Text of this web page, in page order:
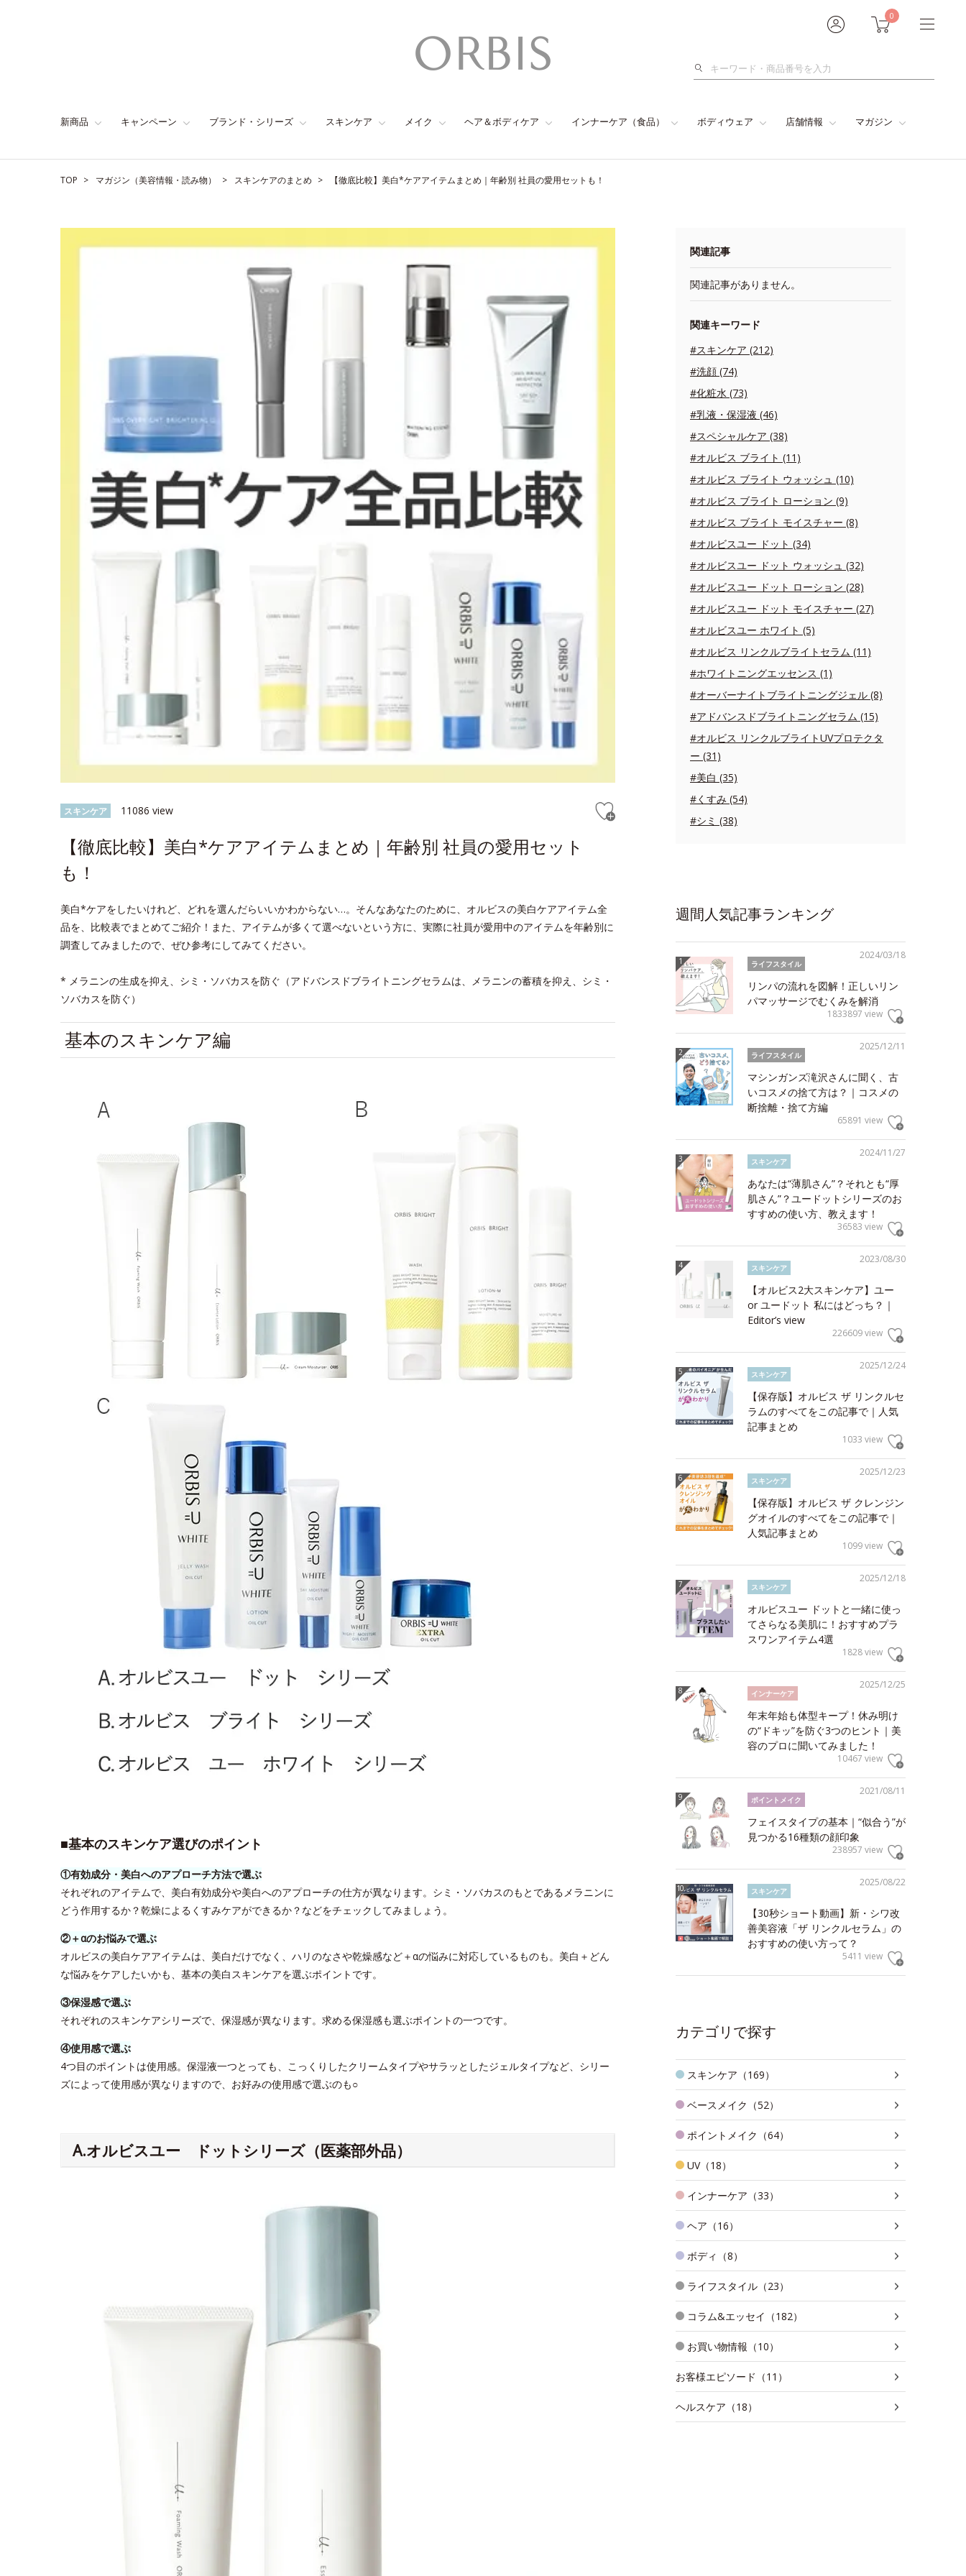
0
検
新商品 キャンペーン ブランド・シリーズ スキンケア メイク ヘア＆ボディケア インナーケア（食品） ボディウェア 店舗情報 マガジン
TOP マガジン（美容情報・読み物） スキンケアのまとめ 【徹底比較】美白*ケアアイテムまとめ｜年齢別 社員の愛用セットも！
スキンケア 11086 view
【徹底比較】美白*ケアアイテムまとめ｜年齢別 社員の愛用セット
も！
美白*ケアをしたいけれど、どれを選んだらいいかわからない…。そんなあなたのために、オルビスの美白ケアアイテム全
品を、比較表でまとめてご紹介！また、アイテムが多くて選べないという方に、実際に社員が愛用中のアイテムを年齢別に
調査してみましたので、ぜひ参考にしてみてください。
* メラニンの生成を抑え、シミ・ソバカスを防ぐ（アドバンスドブライトニングセラムは、メラニンの蓄積を抑え、シミ・
ソバカスを防ぐ）
基本のスキンケア編
■基本のスキンケア選びのポイント
①有効成分・美白へのアプローチ方法で選ぶ
それぞれのアイテムで、美白有効成分や美白へのアプローチの仕方が異なります。シミ・ソバカスのもとであるメラニンに
どう作用するか？乾燥によるくすみケアができるか？などをチェックしてみましょう。
②＋αのお悩みで選ぶ
オルビスの美白ケアアイテムは、美白だけでなく、ハリのなさや乾燥感など＋αの悩みに対応しているものも。美白＋どん
な悩みをケアしたいかも、基本の美白スキンケアを選ぶポイントです。
③保湿感で選ぶ
それぞれのスキンケアシリーズで、保湿感が異なります。求める保湿感も選ぶポイントの一つです。
④使用感で選ぶ
4つ目のポイントは使用感。保湿液一つとっても、こっくりしたクリームタイプやサラッとしたジェルタイプなど、シリー
ズによって使用感が異なりますので、お好みの使用感で選ぶのも○
A.オルビスユー ドットシリーズ（医薬部外品）
関連記事
関連記事がありません。
関連キーワード
#スキンケア (212)
#洗顔 (74)
#化粧水 (73)
#乳液・保湿液 (46)
#スペシャルケア (38)
#オルビス ブライト (11)
#オルビス ブライト ウォッシュ (10)
#オルビス ブライト ローション (9)
#オルビス ブライト モイスチャー (8)
#オルビスユー ドット (34)
#オルビスユー ドット ウォッシュ (32)
#オルビスユー ドット ローション (28)
#オルビスユー ドット モイスチャー (27)
#オルビスユー ホワイト (5)
#オルビス リンクルブライトセラム (11)
#ホワイトニングエッセンス (1)
#オーバーナイトブライトニングジェル (8)
#アドバンスドブライトニングセラム (15)
#オルビス リンクルブライトUVプロテクタ
ー (31)
#美白 (35)
#くすみ (54)
#シミ (38)
週間人気記事ランキング
2024/03/18
ライフスタイル
リンパの流れを図解！正しいリン
パマッサージでむくみを解消
1833897 view
2025/12/11
ライフスタイル
マシンガンズ滝沢さんに聞く、古
いコスメの捨て方は？｜コスメの
断捨離・捨て方編
65891 view
2024/11/27
スキンケア
あなたは“薄肌さん”？それとも“厚
肌さん”？ユードットシリーズのお
すすめの使い方、教えます！
36583 view
2023/08/30
スキンケア
【オルビス2大スキンケア】ユー
or ユードット 私にはどっち？｜
Editor’s view
226609 view
2025/12/24
スキンケア
【保存版】オルビス ザ リンクルセ
ラムのすべてをこの記事で｜人気
記事まとめ
1033 view
2025/12/23
スキンケア
【保存版】オルビス ザ クレンジン
グオイルのすべてをこの記事で｜
人気記事まとめ
1099 view
2025/12/18
スキンケア
オルビスユー ドットと一緒に使っ
てさらなる美肌に！おすすめプラ
スワンアイテム4選
1828 view
2025/12/25
インナーケア
年末年始も体型キープ！休み明け
の“ドキッ”を防ぐ3つのヒント｜美
容のプロに聞いてみました！
10467 view
2021/08/11
ポイントメイク
フェイスタイプの基本｜“似合う”が
見つかる16種類の顔印象
238957 view
2025/08/22
スキンケア
【30秒ショート動画】新・シワ改
善美容液「ザ リンクルセラム」の
おすすめの使い方って？
5411 view
カテゴリで探す
スキンケア（169）
ベースメイク（52）
ポイントメイク（64）
UV（18）
インナーケア（33）
ヘア（16）
ボディ（8）
ライフスタイル（23）
コラム&エッセイ（182）
お買い物情報（10）
お客様エピソード（11）
ヘルスケア（18）